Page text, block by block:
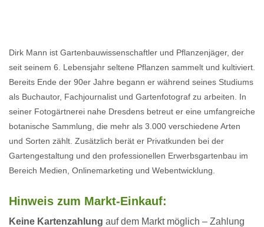
Dirk Mann ist Gartenbauwissenschaftler und Pflanzenjäger, der
seit seinem 6. Lebensjahr seltene Pflanzen sammelt und kultiviert.
Bereits Ende der 90er Jahre begann er während seines Studiums
als Buchautor, Fachjournalist und Gartenfotograf zu arbeiten. In
seiner Fotogärtnerei nahe Dresdens betreut er eine umfangreiche
botanische Sammlung, die mehr als 3.000 verschiedene Arten
und Sorten zählt. Zusätzlich berät er Privatkunden bei der
Gartengestaltung und den professionellen Erwerbsgartenbau im
Bereich Medien, Onlinemarketing und Webentwicklung.
Hinweis zum Markt-Einkauf:
Keine Kartenzahlung auf dem Markt möglich – Zahlung